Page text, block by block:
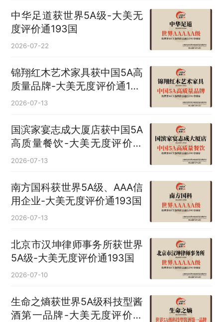
中华足道获世界5A级-大美无
度评价通193国
2026-07-22
锦翔红木艺术家具获中国5A高
质量品牌-大美无度评价通193
国
2026-07-13
国滨家宴志成大厦店获中国5A
高质量餐饮-大美无度评价通
193国
2026-07-13
南方国科获世界5A级、AAA信
用企业-大美无度评价通193国
2026-07-13
北京市汉坤律师事务所获世界
5A级-大美无度评价通193国
2026-07-10
生命之熵获世界5A级科技型酱
酒第一品牌-大美无度评价通